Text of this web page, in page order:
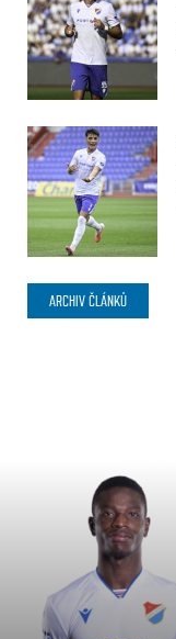
ARCHIV ČLÁNKŮ